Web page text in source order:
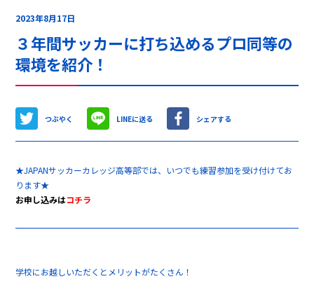
2023年8月17日
３年間サッカーに打ち込めるプロ同等の
環境を紹介！
つぶやく LINEに送る シェアする
★JAPANサッカーカレッジ高等部では、いつでも練習参加を受け付けてお
ります★
お申し込みはコチラ
学校にお越しいただくとメリットがたくさん！